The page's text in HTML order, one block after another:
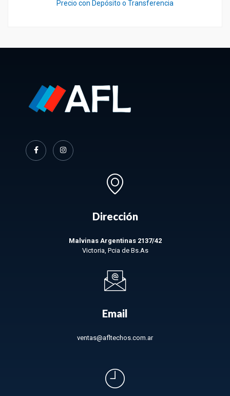
Precio con Depósito o Transferencia
Dirección
Malvinas Argentinas 2137/42
Victoria, Pcia de Bs.As
Email
ventas@afltechos.com.ar